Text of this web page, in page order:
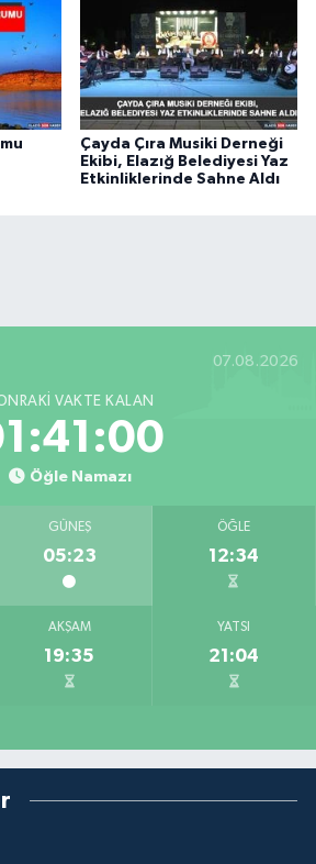
Çayda Çıra Musiki Derneği
Ekibi, Elazığ Belediyesi Yaz
Etkinliklerinde Sahne Aldı
07.08.2026
VAKTE KALAN
Öğle Namazı
GÜNEŞ
05:23
ÖĞLE
12:34
AKŞAM
19:35
YATSI
21:04